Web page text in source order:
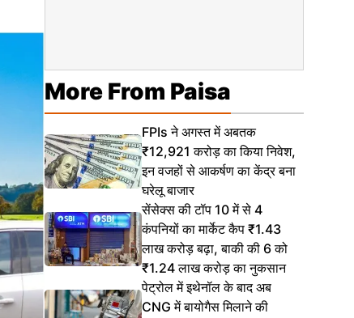
More From Paisa
FPIs ने अगस्त में अबतक
₹12,921 करोड़ का किया निवेश,
इन वजहों से आकर्षण का केंद्र बना
घरेलू बाजार
सेंसेक्स की टॉप 10 में से 4
कंपनियों का मार्केट कैप ₹1.43
लाख करोड़ बढ़ा, बाकी की 6 को
₹1.24 लाख करोड़ का नुकसान
पेट्रोल में इथेनॉल के बाद अब
CNG में बायोगैस मिलाने की